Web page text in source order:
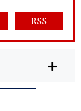
RSS